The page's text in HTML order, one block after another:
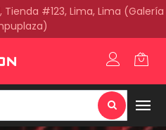
Tienda #123, Lima, Lima (Galería